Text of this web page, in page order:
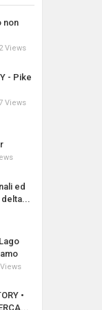
non
Views
- Pike
Views
ed
•